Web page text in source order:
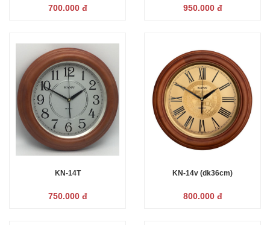
700.000 đ 950.000 đ
KN-14T
750.000 đ
KN-14v (dk36cm)
800.000 đ